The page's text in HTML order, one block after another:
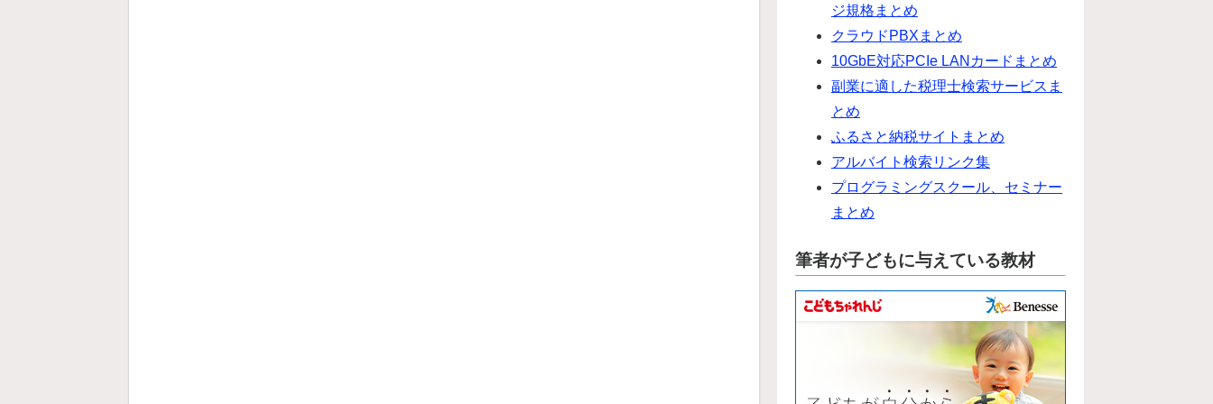
ジ規格まとめ
クラウドPBXまとめ
10GbE対応PCIe LANカードまとめ
副業に適した税理士検索サービスま
とめ
ふるさと納税サイトまとめ
アルバイト検索リンク集
プログラミングスクール、セミナー
まとめ
筆者が子どもに与えている教材